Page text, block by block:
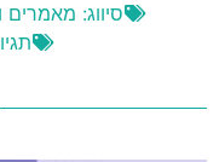
סיווג: מאמרים